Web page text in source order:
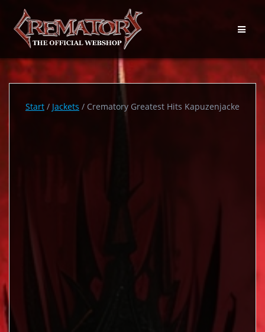
Inhalt
springen
Start / Jackets / Crematory Greatest Hits Kapuzenjacke